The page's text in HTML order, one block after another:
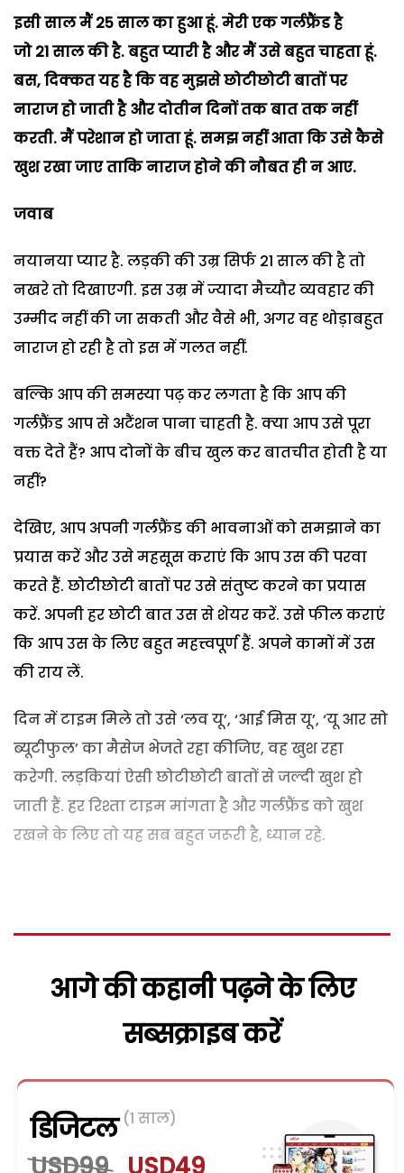
इसी साल मैं25साल का हुआ हूं. मेरी एक गर्लफ्रैंड है
जो21साल की है. बहुत प्यारी है और मैं उसे बहुत चाहता हूं.
बस,दिक्कत यह है कि वह मुझसे छोटीछोटी बातों पर
नाराज हो जाती है और दोतीन दिनों तक बात तक नहीं
करती. मैं परेशान हो जाता हूं. समझनहीं आता कि उसे कैसे
खुश रखा जाए ताकि नाराज होने की नौबत ही न आए.
जवाब
नयानया प्यार है. लड़की की उम्र सिर्फ 21 साल की है तो
नखरे तो दिखाएगी. इस उम्र में ज्यादा मैच्यौर व्यवहार की
उम्मीद नहीं की जा सकती और वैसे भी, अगर वह थोड़ाबहुत
नाराज हो रही है तो इस में गलत नहीं.
बल्कि आप की समस्या पढ़ कर लगता है कि आप की
गर्लफ्रैंड आप से अटैंशन पाना चाहती है. क्या आप उसे पूरा
वक्त देते हैं? आप दोनों के बीच खुल कर बातचीत होती है या
नहीं?
देखिए, आप अपनी गर्लफ्रैंड की भावनाओं को समझाने का
प्रयास करें और उसे महसूस कराएं कि आप उस की परवा
करते हैं. छोटीछोटी बातों पर उसे संतुष्ट करने का प्रयास
करें. अपनी हर छोटी बात उस से शेयर करें. उसे फील कराएं
कि आप उस के लिए बहुत महत्त्वपूर्ण हैं. अपने कामों में उस
की राय लें.
दिन में टाइम मिले तो उसे ‘लव यू’, ‘आई मिस यू’, ‘यू आर सो
ब्यूटीफुल’ का मैसेज भेजते रहा कीजिए, वह खुश रहा
करेगी. लड़कियां ऐसी छोटीछोटी बातों से जल्दी खुश हो
जाती हैं. हर रिश्ता टाइम मांगता है और गर्लफ्रैंड को खुश
रखने के लिए तो यह सब बहुत जरूरी है, ध्यान रहे.
आगे की कहानी पढ़ने के लिए
सब्सक्राइब करें
डिजिटल (1 साल)